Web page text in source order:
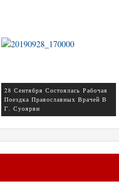
28 Сентября Состоялась Рабочая
Поездка Православных Врачей В
Г. Суоярви